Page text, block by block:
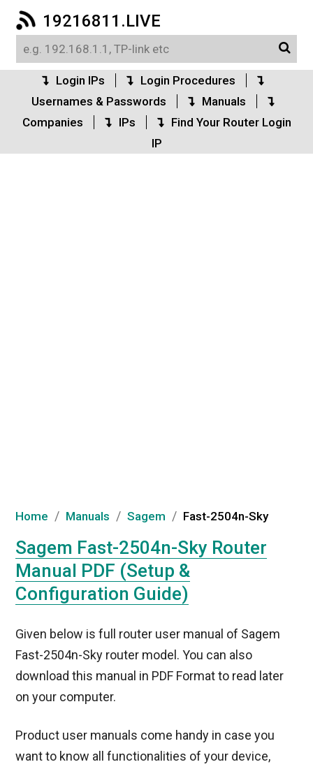
19216811.LIVE
Login IPs
Login Procedures
Usernames & Passwords
Manuals
Companies
IPs
Find Your Router Login
IP
Home / Manuals / Sagem / Fast-2504n-Sky
Sagem Fast-2504n-Sky Router
Manual PDF (Setup &
Configuration Guide)
Given below is full router user manual of Sagem
Fast-2504n-Sky router model. You can also
download this manual in PDF Format to read later
on your computer.
Product user manuals come handy in case you
want to know all functionalities of your device,